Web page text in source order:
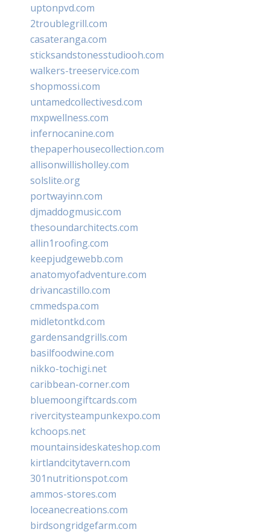
uptonpvd.com
2troublegrill.com
casateranga.com
sticksandstonesstudiooh.com
walkers-treeservice.com
shopmossi.com
untamedcollectivesd.com
mxpwellness.com
infernocanine.com
thepaperhousecollection.com
allisonwillisholley.com
solslite.org
portwayinn.com
djmaddogmusic.com
thesoundarchitects.com
allin1roofing.com
keepjudgewebb.com
anatomyofadventure.com
drivancastillo.com
cmmedspa.com
midletontkd.com
gardensandgrills.com
basilfoodwine.com
nikko-tochigi.net
caribbean-corner.com
bluemoongiftcards.com
rivercitysteampunkexpo.com
kchoops.net
mountainsideskateshop.com
kirtlandcitytavern.com
301nutritionspot.com
ammos-stores.com
loceanecreations.com
birdsongridgefarm.com